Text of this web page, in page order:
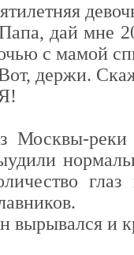
дай мне
с мамой
держи.
Москвы-реки
вырывался и